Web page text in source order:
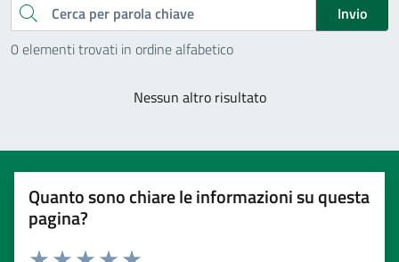
Cerca
Invio
0 elementi trovati in ordine alfabetico
Nessun altro risultato
Quanto sono chiare le informazioni su questa
pagina?